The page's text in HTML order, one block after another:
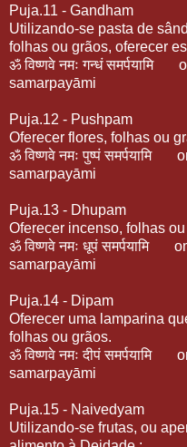
Puja.11 - Gandham
Utilizando-se pasta de
folhas ou grãos, oferecer
ॐ विष्णवे नमः गन्धं समर्पयामिom
samarpayāmi
Puja.12 - Pushpam
Oferecer flores, folhas ou
ॐ विष्णवे नमः पुष्पं समर्पयामिom
samarpayāmi
Puja.13 - Dhupam
Oferecer incenso, folhas
ॐ विष्णवे नमः धूपं समर्पयामिom
samarpayāmi
Puja.14 - Dipam
Oferecer uma lamparina
folhas ou grãos.
ॐ विष्णवे नमः दीपं समर्पयामिom
samarpayāmi
Puja.15 - Naivedyam
Utilizando-se frutas, ou